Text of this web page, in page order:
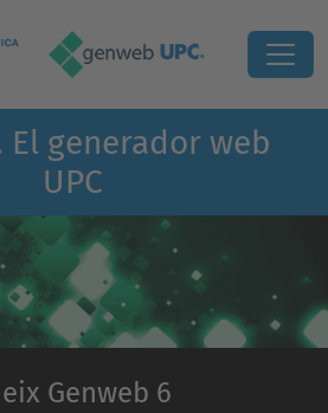
El generador web
UPC
Genweb 6